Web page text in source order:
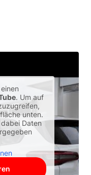
. Um auf
unten.
Daten